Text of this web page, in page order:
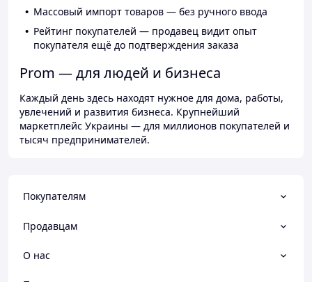
Массовый импорт товаров — без ручного ввода
Рейтинг покупателей — продавец видит опыт
покупателя ещё до подтверждения заказа
Prom — для людей и бизнеса
Каждый день здесь находят нужное для дома, работы,
увлечений и развития бизнеса. Крупнейший
маркетплейс Украины — для миллионов покупателей и
тысяч предпринимателей.
Покупателям
Продавцам
О нас